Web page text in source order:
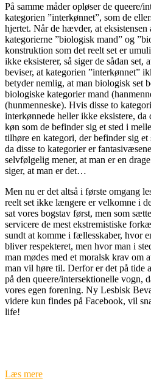
På samme måder opløser de queere/
kategorien ”interkønnet”, som de
hjertet. Når de hævder, at
kategorierne ”biologisk mand” og
konstruktion som det reelt set er
ikke eksisterer, så siger de sådan set,
beviser, at kategorien ”interkønnet”
betyder nemlig, at man biologisk set
biologiske kategorier mand
(hunmenneske). Hvis disse to
interkønnede heller ikke eksistere,
køn som de befinder sig et sted i
tilhøre en kategori, der befinder sig
da disse to kategorier er
selvfølgelig mener, at man er en
siger, at man er det…
Men nu er det altså i første omgang
reelt set ikke længere er velkomne i
sat vores bogstav først, men som
servicere de mest ekstremistiske
sundt at komme i fællesskaber, hvor
bliver respekteret, men hvor man i
man mødes med et moralsk krav om
man vil høre til. Derfor er det på tide
på den queere/intersektionelle vogn,
vores egen forening. Ny Lesbisk
videre kun findes på Facebook, vil
life!
Læs mere